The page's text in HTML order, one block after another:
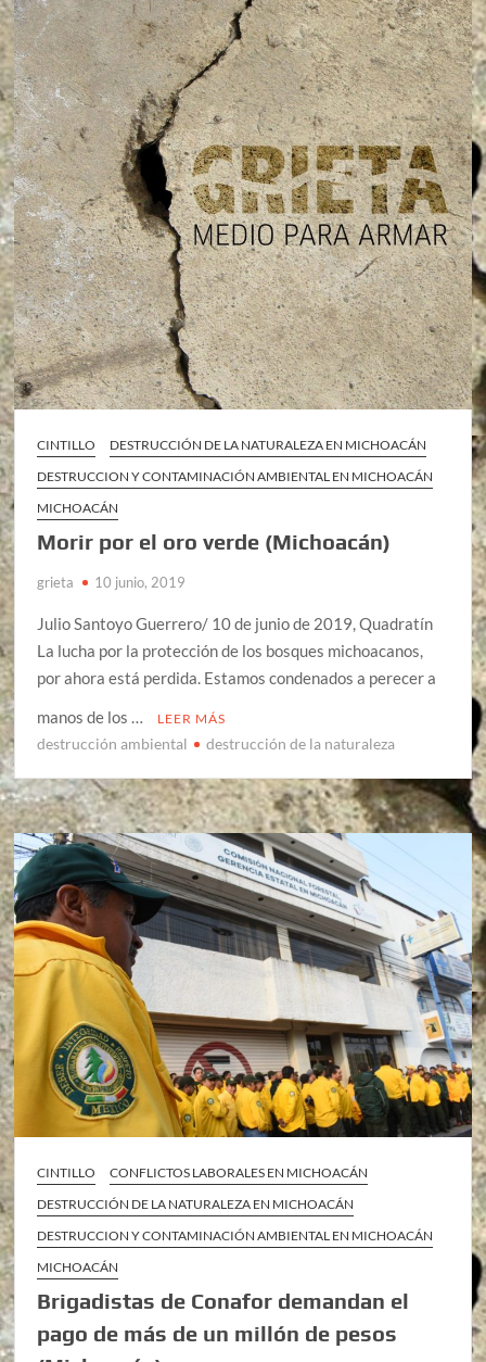
CINTILLO
DESTRUCCIÓN DE LA NATURALEZA EN MICHOACÁN
DESTRUCCION Y CONTAMINACIÓN AMBIENTAL EN MICHOACÁN
MICHOACÁN
Morir por el oro verde (Michoacán)
grieta 10 junio, 2019
Julio Santoyo Guerrero/ 10 de junio de 2019, Quadratín
La lucha por la protección de los bosques michoacanos,
por ahora está perdida. Estamos condenados a perecer a
manos de los …
LEER MÁS
destrucción ambiental destrucción de la naturaleza
CINTILLO
CONFLICTOS LABORALES EN MICHOACÁN
DESTRUCCIÓN DE LA NATURALEZA EN MICHOACÁN
DESTRUCCION Y CONTAMINACIÓN AMBIENTAL EN MICHOACÁN
MICHOACÁN
Brigadistas de Conafor demandan el
pago de más de un millón de pesos